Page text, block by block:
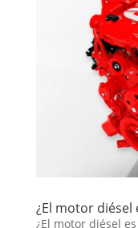
¿El motor diésel
¿El motor diésel